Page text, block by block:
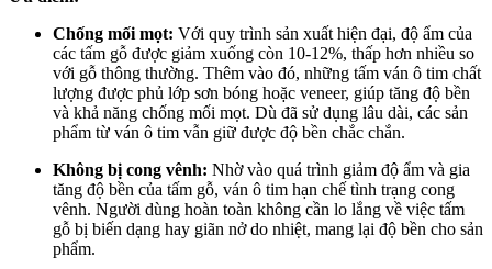
Chống mối mọt: Với quy trình sản xuất hiện đại, độ ẩm của
các tấm gỗ được giảm xuống còn 10-12%, thấp hơn nhiều so
với gỗ thông thường. Thêm vào đó, những tấm ván ô tim chất
lượng được phủ lớp sơn bóng hoặc veneer, giúp tăng độ bền
và khả năng chống mối mọt. Dù đã sử dụng lâu dài, các sản
phẩm từ ván ô tim vẫn giữ được độ bền chắc chắn.
Không bị cong vênh: Nhờ vào quá trình giảm độ ẩm và gia
tăng độ bền của tấm gỗ, ván ô tim hạn chế tình trạng cong
vênh. Người dùng hoàn toàn không cần lo lắng về việc tấm
gỗ bị biến dạng hay giãn nở do nhiệt, mang lại độ bền cho sản
phẩm.